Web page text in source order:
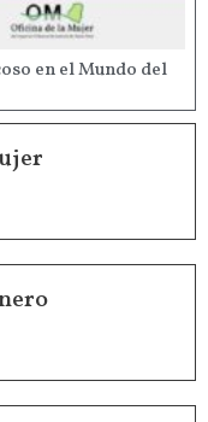
en el Mundo del